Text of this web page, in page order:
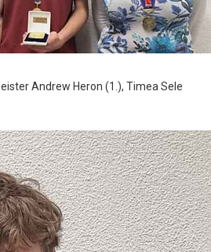
Andrew Heron (1.), Timea Sele